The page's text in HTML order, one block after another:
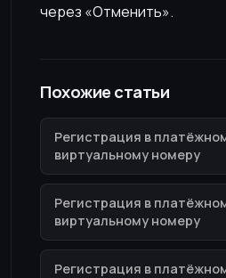
через «Отменить».
Похожие статьи
Регистрация в
виртуальному номеру
Регистрация в
виртуальному номеру
Регистрация в